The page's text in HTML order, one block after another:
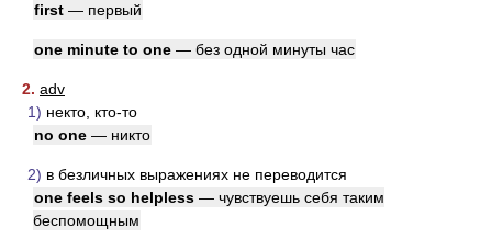
first — первый
one minute to one — без одной минуты час
2. adv
1) некто, кто-то
no one — никто
2) в безличных выражениях не переводится
one feels so helpless — чувствуешь себя таким
беспомощным